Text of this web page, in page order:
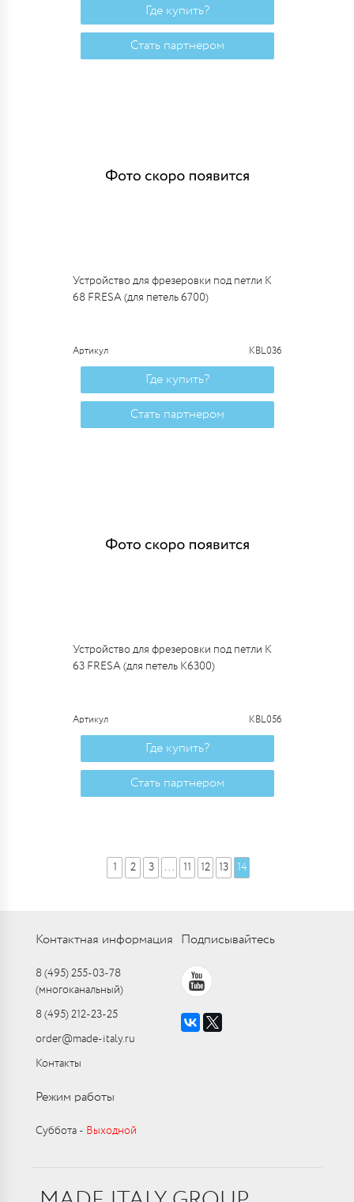
Где купить?
Стать партнером
Устройство для фрезеровки под петли K
68 FRESA (для петель 6700)
Артикул KBL036
Где купить?
Стать партнером
Устройство для фрезеровки под петли K
63 FRESA (для петель K6300)
Артикул KBL056
Где купить?
Стать партнером
1 2 3 ... 11 12 13 14
Контактная информация
8 (495) 255-03-78
(многоканальный)
8 (495) 212-23-25
order@made-italy.ru
Контакты
Подписывайтесь
Режим работы
Суббота ‑ Выходной